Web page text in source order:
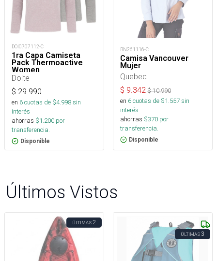
DOI0707112-C
1ra Capa Camiseta
Pack Thermoactive
Women
Doite
$ 29.990
en 6cuotas de $4.998sin
interés
ahorras $1.200 por
transferencia.
Disponible
BN261116-C
Camisa Vancouver
Mujer
Quebec
$ 9.342 $10.990
en 6cuotas de $1.557sin
interés
ahorras $370 por
transferencia.
Disponible
Últimos Vistos
ÚLTIMAS2
ÚLTIMAS3